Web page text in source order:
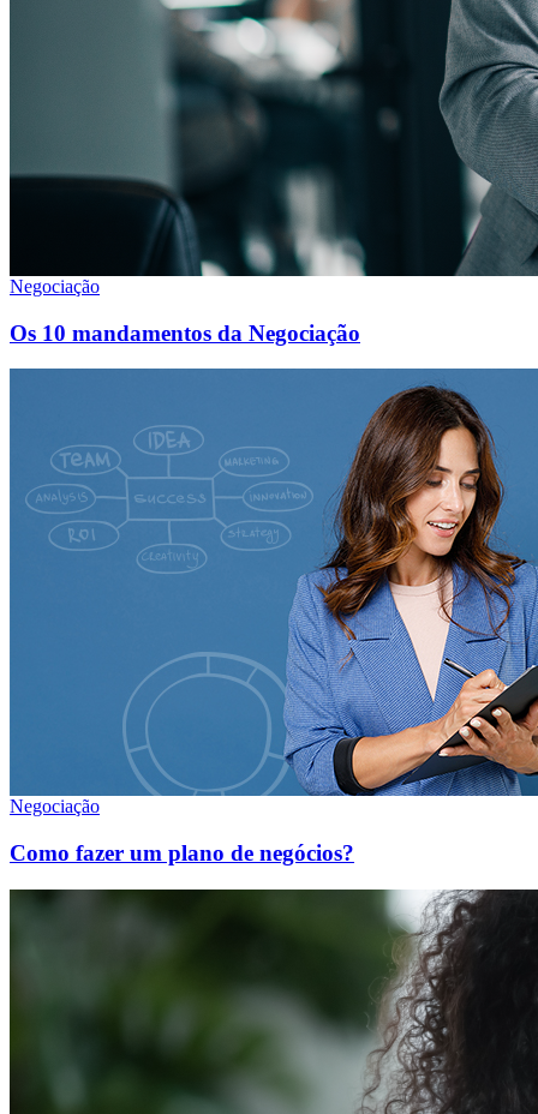
Negociação
Os 10 mandamentos da Negociação
Negociação
Como fazer um plano de negócios?